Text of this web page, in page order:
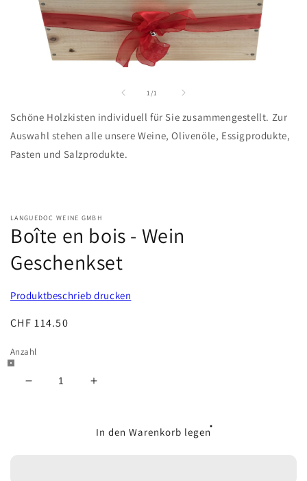
öffnen
1 /
von1
Schöne Holzkisten individuell für Sie zusammengestellt. Zur
Auswahl stehen alle unsere Weine, Olivenöle, Essigprodukte,
Pasten und Salzprodukte.
LANGUEDOC WEINE GMBH
Boîte en bois - Wein
Geschenkset
Produktbeschrieb drucken
Normaler
CHF 114.50
Anzahl
Verringere
Erhöhe
für
In den Warenkorb legen